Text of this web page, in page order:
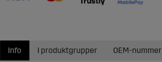
Info I produktgrupper OEM-nummer